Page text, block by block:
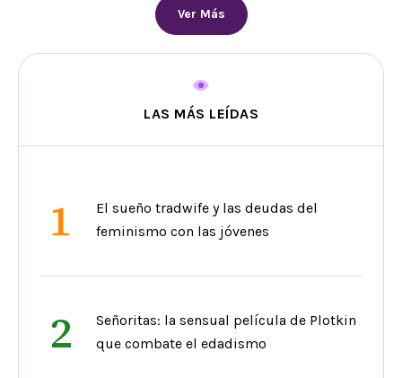
Ver Más
LAS MÁS LEÍDAS
1
El sueño tradwife y las deudas del
feminismo con las jóvenes
2
Señoritas: la sensual película de Plotkin
que combate el edadismo